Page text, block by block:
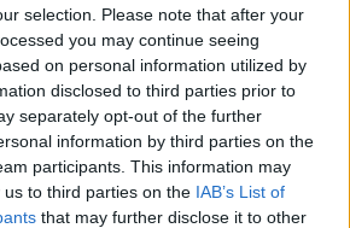
selection. Please note that after your
you may continue seeing
on personal information utilized by
disclosed to third parties prior to
separately opt-out of the further
information by third parties on the
participants. This information may
to third parties on the IAB’s List of
that may further disclose it to other